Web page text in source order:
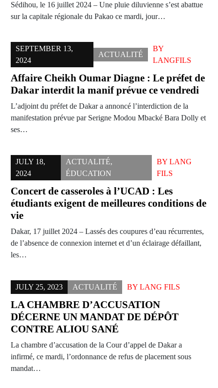
Sédihou, le 16 juillet 2024 – Une pluie diluvienne s’est abattue
sur la capitale régionale du Pakao ce mardi, jour…
SEPTEMBER 13,
2024
ACTUALITÉ
BY
LANGFILS
Affaire Cheikh Oumar Diagne : Le préfet de
Dakar interdit la manif prévue ce vendredi
L’adjoint du préfet de Dakar a annoncé l’interdiction de la
manifestation prévue par Serigne Modou Mbacké Bara Dolly et
ses…
JULY 18,
2024
ACTUALITÉ,
ÉDUCATION
BYLANG
FILS
Concert de casseroles à l’UCAD : Les
étudiants exigent de meilleures conditions de
vie
Dakar, 17 juillet 2024 – Lassés des coupures d’eau récurrentes,
de l’absence de connexion internet et d’un éclairage défaillant,
les…
JULY 25, 2023 ACTUALITÉ BY LANG FILS
LA CHAMBRE D’ACCUSATION
DÉCERNE UN MANDAT DE DÉPÔT
CONTRE ALIOU SANÉ
La chambre d’accusation de la Cour d’appel de Dakar a
infirmé, ce mardi, l’ordonnance de refus de placement sous
mandat…